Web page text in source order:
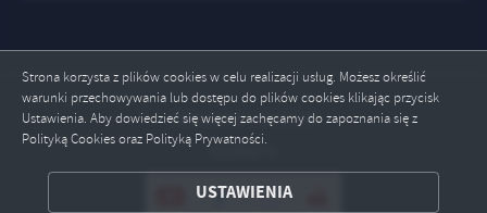
Strona korzysta z plików cookies w celu realizacji usług. Możesz określić
warunki przechowywania lub dostępu do plików cookies klikając przycisk
Ustawienia. Aby dowiedzieć się więcej zachęcamy do zapoznania się z
Polityką Cookies oraz Polityką Prywatności.
USTAWIENIA
ZAPISZ WYBRANE
Odwiedzin: 1073178
Online: 1